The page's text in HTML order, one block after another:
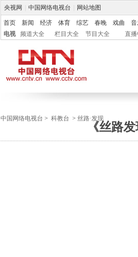
央视网 中国网络电视台 网站地图
首页 新闻 经济 体育 综艺 春晚 戏曲
电视
频道大全 栏目大全 节目大全 直播
中国网络电视台 > 科教台 > 丝路·发现
《丝路